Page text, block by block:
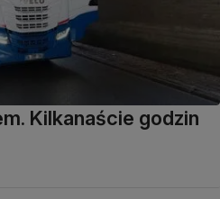
Kilkanaście godzin